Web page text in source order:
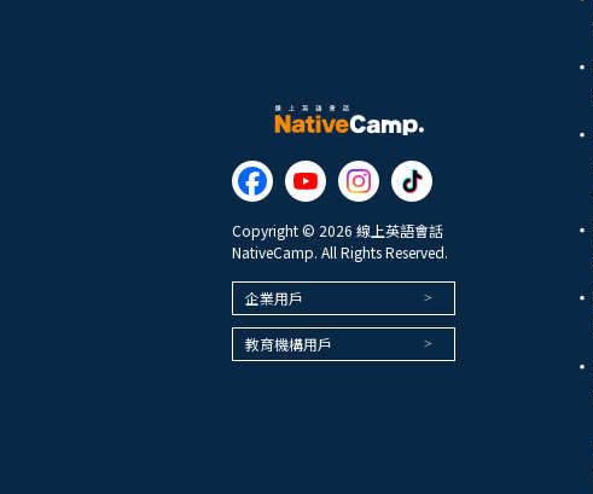
Copyright © 2026 線上英語會話
NativeCamp. All Rights Reserved.
企業用戶
教育機構用戶